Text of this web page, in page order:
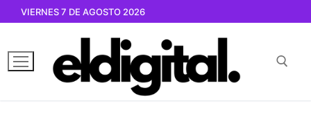
contenido
VIERNES 7 DE AGOSTO 2026